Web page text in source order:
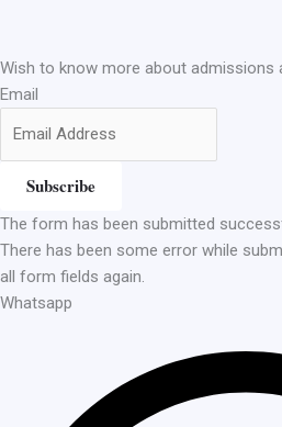
Wish to know more about admissions
Email
Subscribe
The form has been submitted
There has been some error while
all form fields again.
Whatsapp